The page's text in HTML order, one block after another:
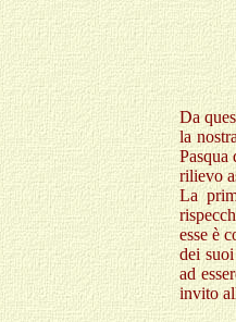
Da
la
rilievo
La
esse è
dei
ad
invito